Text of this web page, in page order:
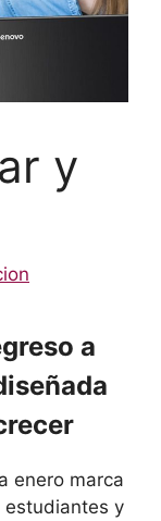
y
a
enero marca
estudiantes y